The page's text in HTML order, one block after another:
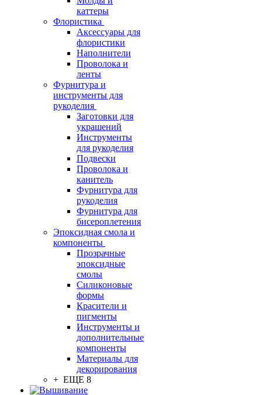
каттеры
Флористика
Аксессуары для
флористики
Наполнители
Проволока и
ленты
Фурнитура и
инструменты для
рукоделия
Заготовки для
украшений
Инструменты
для рукоделия
Подвески
Проволока и
канитель
Фурнитура для
рукоделия
Фурнитура для
бисероплетения
Эпоксидная смола и
компоненты
Прозрачные
эпоксидные
смолы
Силиконовые
формы
Красители и
пигменты
Инструменты и
дополнительные
компоненты
Материалы для
декорирования
+ ЕЩЕ 8